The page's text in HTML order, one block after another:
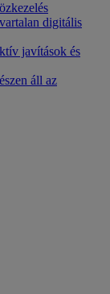
digitális
javítások és
áll az